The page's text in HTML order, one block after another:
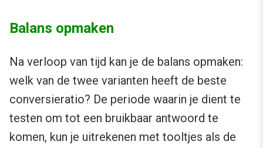
Balans opmaken
Na verloop van tijd kan je de balans opmaken:
welk van de twee varianten heeft de beste
conversieratio? De periode waarin je dient te
testen om tot een bruikbaar antwoord te
komen, kun je uitrekenen met tooltjes als de